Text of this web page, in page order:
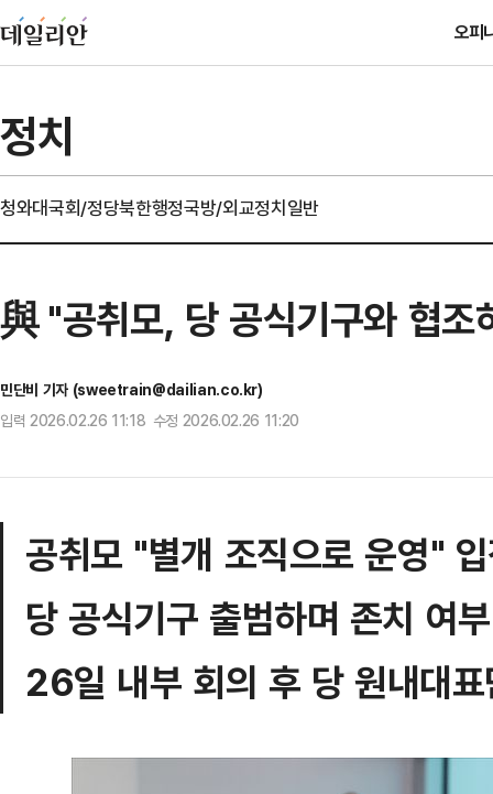
오피
정치
청와대국회/정당북한행정국방/외교정치일반
與 "공취모, 당 공식기구와 협
민단비 기자 (sweetrain@dailian.co.kr)
입력 2026.02.26 11:18 수정 2026.02.26 11:20
공취모 "별개 조직으로 운영"
당 공식기구 출범하며 존치 여
26일 내부 회의 후 당 원내대